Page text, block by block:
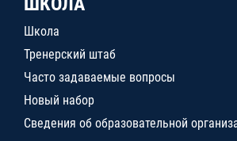
Школа
Тренерский штаб
Часто задаваемые вопросы
Новый набор
Сведения об образовательной